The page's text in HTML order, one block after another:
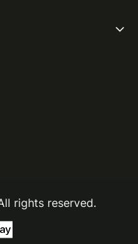
rights reserved.